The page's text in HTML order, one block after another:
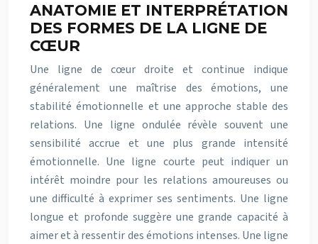
ANATOMIE ET INTERPRÉTATION
DES FORMES DE LA LIGNE DE
CŒUR
Une ligne de cœur droite et continue indique
généralement une maîtrise des émotions, une
stabilité émotionnelle et une approche stable des
relations. Une ligne ondulée révèle souvent une
sensibilité accrue et une plus grande intensité
émotionnelle. Une ligne courte peut indiquer un
intérêt moindre pour les relations amoureuses ou
une difficulté à exprimer ses sentiments. Une ligne
longue et profonde suggère une grande capacité à
aimer et à ressentir des émotions intenses. Une ligne